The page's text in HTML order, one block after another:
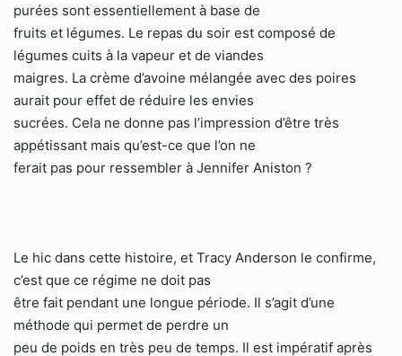
purées sont essentiellement à base de
fruits et légumes. Le repas du soir est composé de
légumes cuits à la vapeur et de viandes
maigres. La crème d’avoine mélangée avec des poires
aurait pour effet de réduire les envies
sucrées. Cela ne donne pas l’impression d’être très
appétissant mais qu’est-ce que l’on ne
ferait pas pour ressembler à Jennifer Aniston ?
Le hic dans cette histoire, et Tracy Anderson le confirme,
c’est que ce régime ne doit pas
être fait pendant une longue période. Il s’agit d’une
méthode qui permet de perdre un
peu de poids en très peu de temps. Il est impératif après